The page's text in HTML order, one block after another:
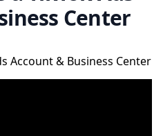
Center
Account & Business Center